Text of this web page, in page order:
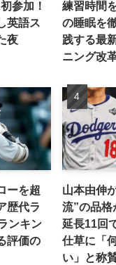
参加！
英語ス
夜
練習時間
の睡眠を
践する最
ニング改
ーを超
歴代ラ
ンキン
評価の
山本由伸
流”の品格
延長11回
仕草に「
い」と称